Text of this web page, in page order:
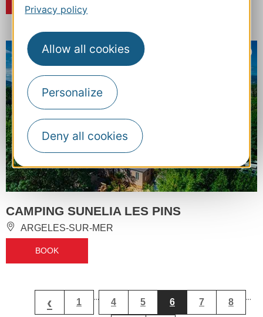
Privacy policy
Allow all cookies
Personalize
Deny all cookies
CAMPING SUNELIA LES PINS
ARGELES-SUR-MER
BOOK
‹ 1 ... 4 5 6 7 8 ...